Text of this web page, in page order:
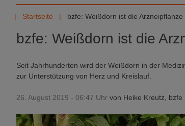
Startseite bzfe: Weißdorn ist die Arzneipflanze
bzfe: Weißdorn ist die
Seit Jahrhunderten wird der Weißdorn in der
zur Unterstützung von Herz und Kreislauf.
26. August 2019 - 06:47 Uhr von Heike Kreutz, bzfe